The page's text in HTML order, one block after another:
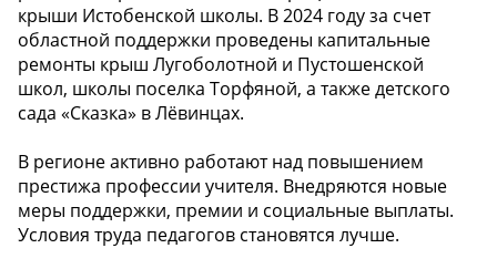
крыши Истобенской школы. В 2024 году за счет
областной поддержки проведены капитальные
ремонты крыш Лугоболотной и Пустошенской
школ, школы поселка Торфяной, а также детского
сада «Сказка» в Лёвинцах.
В регионе активно работают над повышением
престижа профессии учителя. Внедряются новые
меры поддержки, премии и социальные выплаты.
Условия труда педагогов становятся лучше.